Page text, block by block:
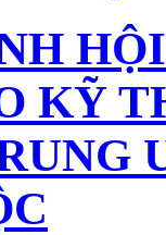
KỸ